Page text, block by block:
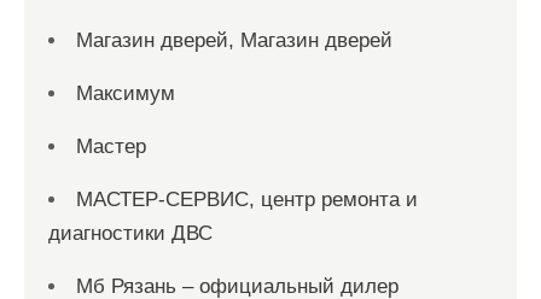
Магазин дверей, Магазин дверей
Максимум
Мастер
МАСТЕР-СЕРВИС, центр ремонта и
диагностики ДВС
Мб Рязань – официальный дилер